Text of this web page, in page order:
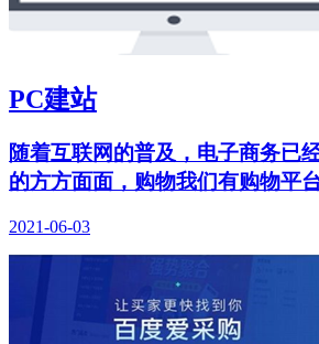
PC建站
随着互联网的普及，电子商务已
的方方面面，购物我们有购物平
2021-06-03